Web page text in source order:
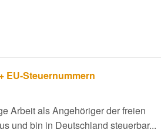
EU-Steuernummern
Arbeit als Angehöriger der freien
und bin in Deutschland steuerbar...